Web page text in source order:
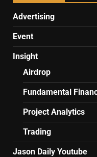
Advertising
Event
Insight
Airdrop
Fundamental
Project Analytics
Trading
Jason Daily Youtube